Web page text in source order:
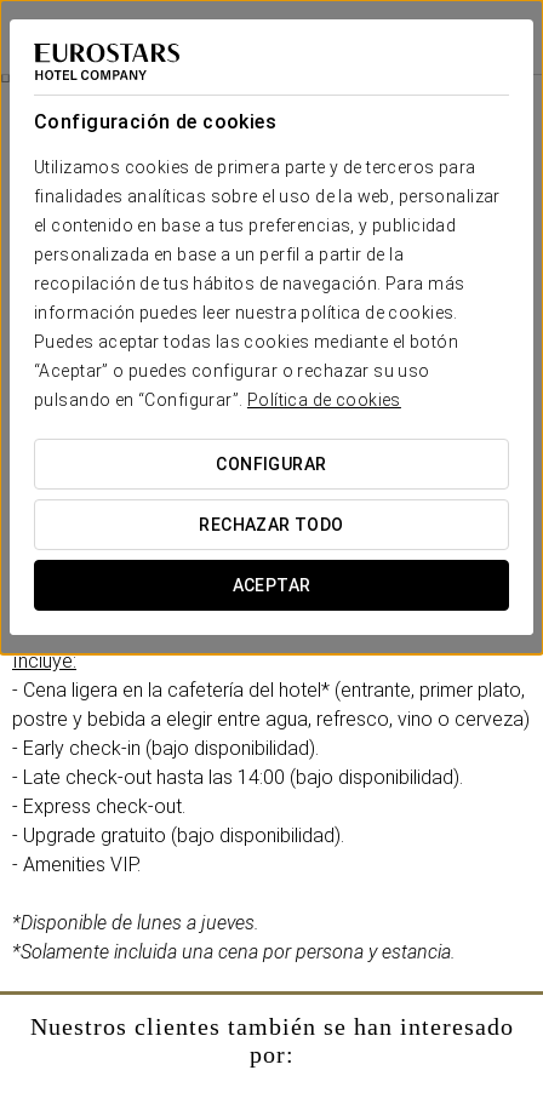
Configuración de cookies
Utilizamos cookies de primera parte y de terceros para
finalidades analíticas sobre el uso de la web, personalizar
el contenido en base a tus preferencias, y publicidad
personalizada en base a un perfil a partir de la
recopilación de tus hábitos de navegación. Para más
información puedes leer nuestra política de cookies.
Puedes aceptar todas las cookies mediante el botón
“Aceptar” o puedes configurar o rechazar su uso
pulsando en “Configurar”.
Política de cookies
CONFIGURAR
RECHAZAR TODO
ACEPTAR
Eurostars Lucentum
ALICANTE
Experiencia Business
20 € por persona
Experiencia business
Horarios flexibles, todo pensado para adaptarse a tu
agenda.
En el Eurostars Lucentum, hemos creado esta experiencia
business pensando en tu eficiencia y comodidad. Sin prisas,
sin complicaciones.
Incluye:
- Cena ligera en la cafetería del hotel* (entrante, primer plato,
postre y bebida a elegir entre agua, refresco, vino o cerveza)
- Early check-in (bajo disponibilidad).
- Late check-out hasta las 14:00 (bajo disponibilidad).
- Express check-out.
- Upgrade gratuito (bajo disponibilidad).
- Amenities VIP.
*Disponible de lunes a jueves.
*Solamente incluida una cena por persona y estancia.
Nuestros clientes también se han interesado
por: